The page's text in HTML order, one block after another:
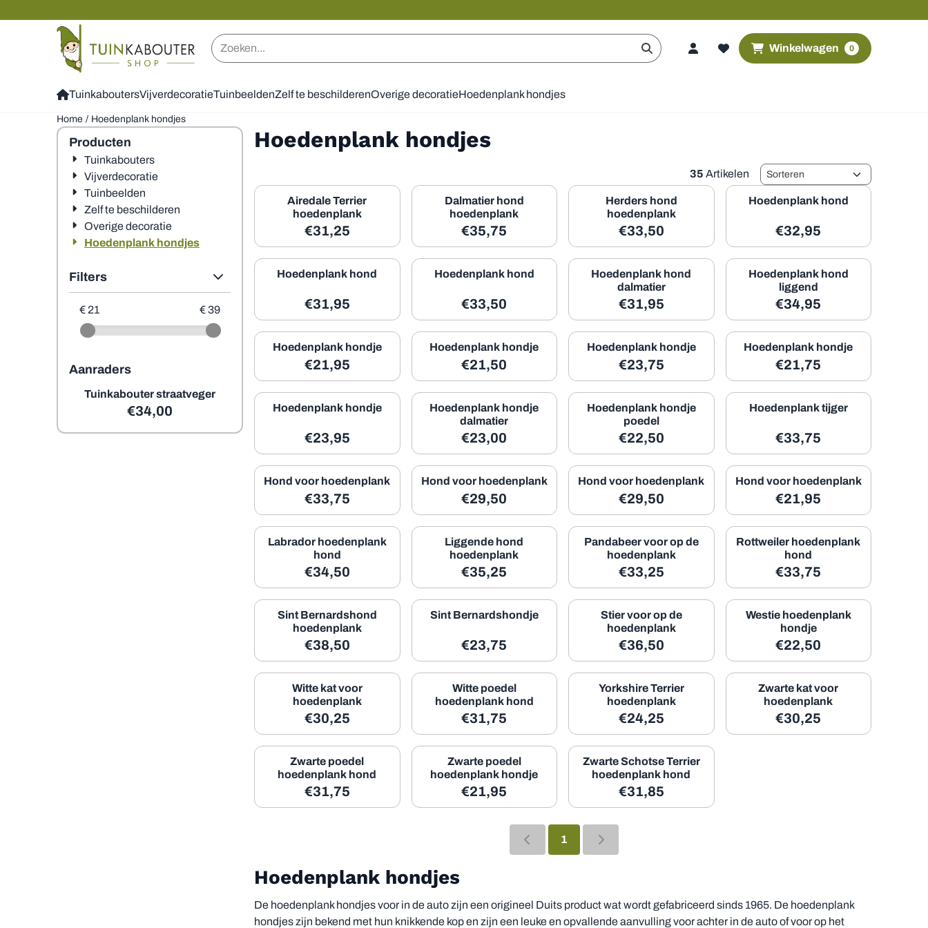
Zoeken
Winkelwagen 0
TuinkaboutersVijverdecoratieTuinbeeldenZelf te beschilderenOverige decoratieHoedenplank hondjes
Home / Hoedenplank hondjes
Producten
Tuinkabouters
Vijverdecoratie
Tuinbeelden
Zelf te beschilderen
Overige decoratie
Hoedenplank hondjes
Filters
€ 21 € 39
Aanraders
Tuinkabouter straatveger
€34,00
Hoedenplank hondjes
35 Artikelen Sorteermethode
Airedale Terrier
hoedenplank
Prijs: 31,25, exclusief btw: 25,83
€31,25
Dalmatier hond
hoedenplank
Prijs: 35,75, exclusief btw: 29,55
€35,75
Herders hond
hoedenplank
Prijs: 33,50, exclusief btw: 27,69
€33,50
Hoedenplank hond
Prijs: 32,95, exclusief btw:
€32,95
Hoedenplank hond
Prijs: 31,95, exclusief btw: 26,41
€31,95
Hoedenplank hond
Prijs: 33,50, exclusief btw: 27,69
€33,50
Hoedenplank hond
dalmatier
Prijs: 31,95, exclusief btw: 26,41
€31,95
Hoedenplank hond
liggend
Prijs: 34,95, exclusief btw:
€34,95
Hoedenplank hondje
Prijs: 21,95, exclusief btw: 18,14
€21,95
Hoedenplank hondje
Prijs: 21,50, exclusief btw: 17,77
€21,50
Hoedenplank hondje
Prijs: 23,75, exclusief btw: 19,63
€23,75
Hoedenplank hondje
Prijs: 21,75, exclusief btw:
€21,75
Hoedenplank hondje
Prijs: 23,95, exclusief btw: 19,79
€23,95
Hoedenplank hondje
dalmatier
Prijs: 23,00, exclusief btw: 19,01
€23,00
Hoedenplank hondje
poedel
Prijs: 22,50, exclusief btw: 18,60
€22,50
Hoedenplank tijger
Prijs: 33,75, exclusief btw:
€33,75
Hond voor hoedenplank
Prijs: 33,75, exclusief btw: 27,89
€33,75
Hond voor hoedenplank
Prijs: 29,50, exclusief btw: 24,38
€29,50
Hond voor hoedenplank
Prijs: 29,50, exclusief btw: 24,38
€29,50
Hond voor hoedenplank
Prijs: 21,95, exclusief btw:
€21,95
Labrador hoedenplank
hond
Prijs: 34,50, exclusief btw: 28,51
€34,50
Liggende hond
hoedenplank
Prijs: 35,25, exclusief btw: 29,13
€35,25
Pandabeer voor op de
hoedenplank
Prijs: 33,25, exclusief btw: 27,48
€33,25
Rottweiler hoedenplank
hond
Prijs: 33,75, exclusief btw:
€33,75
Sint Bernardshond
hoedenplank
Prijs: 38,50, exclusief btw: 31,82
€38,50
Sint Bernardshondje
Prijs: 23,75, exclusief btw: 19,63
€23,75
Stier voor op de
hoedenplank
Prijs: 36,50, exclusief btw: 30,17
€36,50
Westie hoedenplank
hondje
Prijs: 22,50, exclusief btw:
€22,50
Witte kat voor
hoedenplank
Prijs: 30,25, exclusief btw: 25,00
€30,25
Witte poedel
hoedenplank hond
Prijs: 31,75, exclusief btw: 26,24
€31,75
Yorkshire Terrier
hoedenplank
Prijs: 24,25, exclusief btw: 20,04
€24,25
Zwarte kat voor
hoedenplank
Prijs: 30,25, exclusief btw:
€30,25
Zwarte poedel
hoedenplank hond
Prijs: 31,75, exclusief btw: 26,24
€31,75
Zwarte poedel
hoedenplank hondje
Prijs: 21,95, exclusief btw: 18,14
€21,95
Zwarte Schotse Terrier
hoedenplank hond
Prijs: 31,85, exclusief btw: 26,32
€31,85
1
Hoedenplank hondjes
De hoedenplank hondjes voor in de auto zijn een origineel Duits product wat wordt gefabriceerd sinds 1965. De hoedenplank
hondjes zijn bekend met hun knikkende kop en zijn een leuke en opvallende aanvulling voor achter in de auto of voor op het